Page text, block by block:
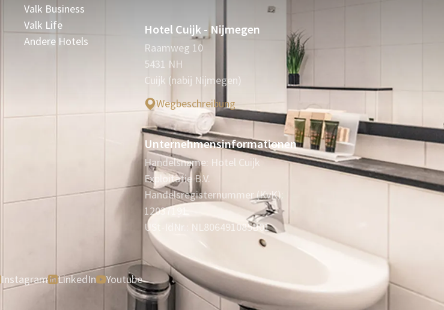
Valk Business
Valk Life
Andere Hotels
Hotel Cuijk - Nijmegen
Raamweg 10
5431 NH
Cuijk (nabij Nijmegen)
Wegbeschreibung
Unternehmensinformationen
Handelsname: Hotel Cuijk
Exploitatie B.V.
Handelsregisternummer (KvK):
12037191
USt-IdNr.: NL806491085B01
Instagram LinkedIn Youtube